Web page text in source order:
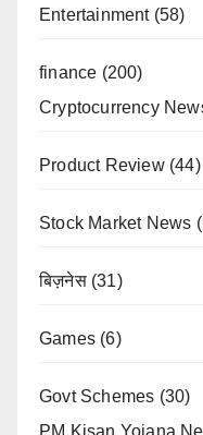
Entertainment(58)
finance (200)
Cryptocurrency
Product Review(44)
Stock Market News
बिज़नेस(31)
Games (6)
Govt Schemes (30)
PM Kisan Yojana